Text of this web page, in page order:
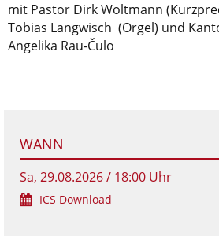
mit Pastor Dirk Woltmann
Tobias Langwisch (Orgel) und
Angelika Rau-Čulo
WANN
Sa, 29.08.2026 / 18:00 Uhr
ICS Download